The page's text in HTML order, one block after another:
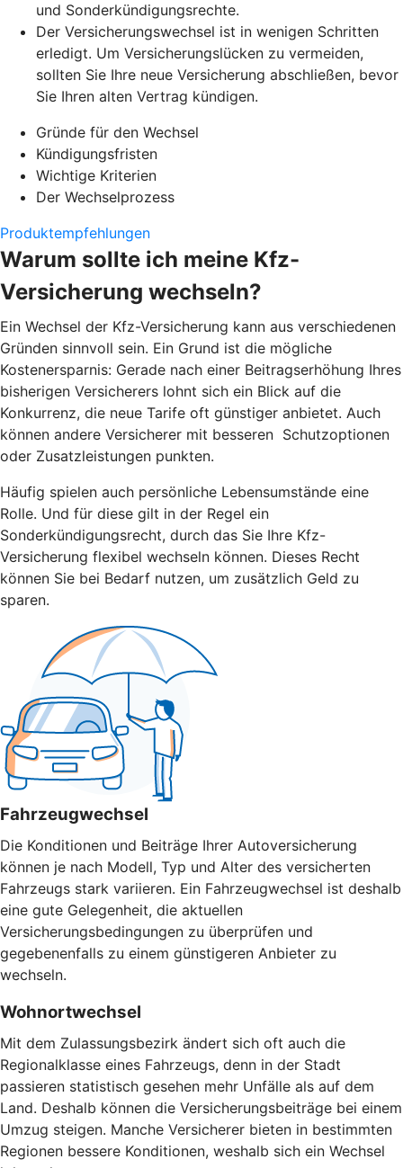
und Sonderkündigungsrechte.
Der Versicherungswechsel ist in wenigen Schritten
erledigt. Um Versicherungslücken zu vermeiden,
sollten Sie Ihre neue Versicherung abschließen, bevor
Sie Ihren alten Vertrag kündigen.
Gründe für den Wechsel
Kündigungsfristen
Wichtige Kriterien
Der Wechselprozess
Produktempfehlungen
Warum sollte ich meine Kfz-
Versicherung wechseln?
Ein Wechsel der Kfz-Versicherung kann aus verschiedenen
Gründen sinnvoll sein. Ein Grund ist die mögliche
Kostenersparnis: Gerade nach einer Beitragserhöhung Ihres
bisherigen Versicherers lohnt sich ein Blick auf die
Konkurrenz, die neue Tarife oft günstiger anbietet. Auch
können andere Versicherer mit besseren Schutzoptionen
oder Zusatzleistungen punkten.
Häufig spielen auch persönliche Lebensumstände eine
Rolle. Und für diese gilt in der Regel ein
Sonderkündigungsrecht, durch das Sie Ihre Kfz-
Versicherung flexibel wechseln können. Dieses Recht
können Sie bei Bedarf nutzen, um zusätzlich Geld zu
sparen.
Fahrzeugwechsel
Die Konditionen und Beiträge Ihrer Autoversicherung
können je nach Modell, Typ und Alter des versicherten
Fahrzeugs stark variieren. Ein Fahrzeugwechsel ist deshalb
eine gute Gelegenheit, die aktuellen
Versicherungsbedingungen zu überprüfen und
gegebenenfalls zu einem günstigeren Anbieter zu
wechseln.
Wohnortwechsel
Mit dem Zulassungsbezirk ändert sich oft auch die
Regionalklasse eines Fahrzeugs, denn in der Stadt
passieren statistisch gesehen mehr Unfälle als auf dem
Land. Deshalb können die Versicherungsbeiträge bei einem
Umzug steigen. Manche Versicherer bieten in bestimmten
Regionen bessere Konditionen, weshalb sich ein Wechsel